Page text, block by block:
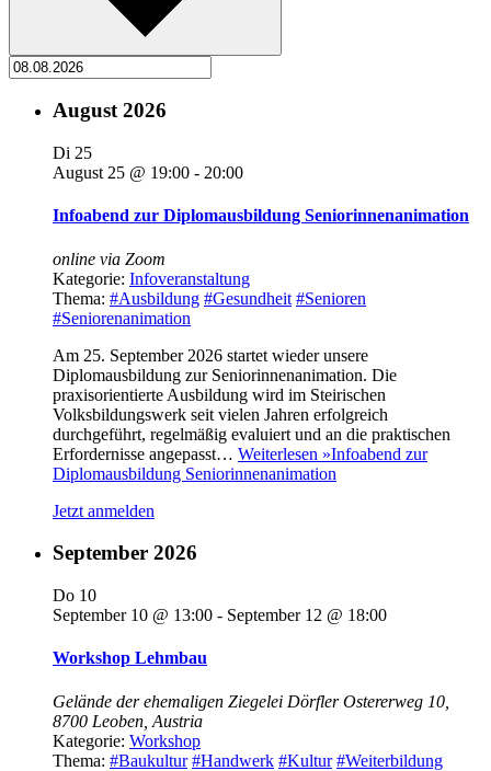
August 2026
Di 25
August 25 @ 19:00 - 20:00
Infoabend zur Diplomausbildung Seniorinnenanimation
online via Zoom
Kategorie: Infoveranstaltung
Thema: #Ausbildung #Gesundheit #Senioren
#Seniorenanimation
Am 25. September 2026 startet wieder unsere
Diplomausbildung zur Seniorinnenanimation. Die
praxisorientierte Ausbildung wird im Steirischen
Volksbildungswerk seit vielen Jahren erfolgreich
durchgeführt, regelmäßig evaluiert und an die praktischen
Erfordernisse angepasst… Weiterlesen »Infoabend zur
Diplomausbildung Seniorinnenanimation
Jetzt anmelden
September 2026
Do 10
September 10 @ 13:00 - September 12 @ 18:00
Workshop Lehmbau
Gelände der ehemaligen Ziegelei DörflerOstererweg 10,
8700 Leoben, Austria
Kategorie: Workshop
Thema: #Baukultur #Handwerk #Kultur #Weiterbildung